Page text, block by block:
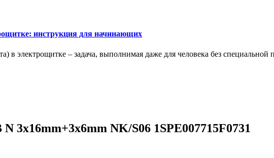
инструкция для начинающих
в электрощитке – задача, выполнимая даже для человека без специальной
3x16mm+3x6mm NK/S06 1SPE007715F0731